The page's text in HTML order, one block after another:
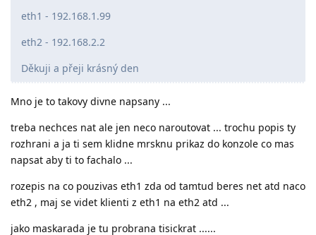
eth1 - 192.168.1.99
eth2 - 192.168.2.2
Děkuji a přeji krásný den
Mno je to takovy divne napsany ...
treba nechces nat ale jen neco naroutovat ... trochu popis ty
rozhrani a ja ti sem klidne mrsknu prikaz do konzole co mas
napsat aby ti to fachalo ...
rozepis na co pouzivas eth1 zda od tamtud beres net atd naco
eth2 , maj se videt klienti z eth1 na eth2 atd ...
jako maskarada je tu probrana tisickrat ......